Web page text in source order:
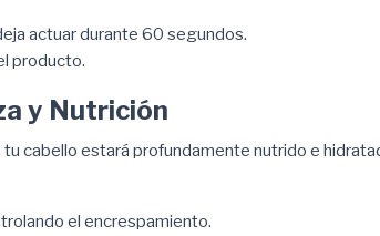
actuar durante 60 segundos.
producto.
y Nutrición
cabello estará profundamente nutrido e
el encrespamiento.